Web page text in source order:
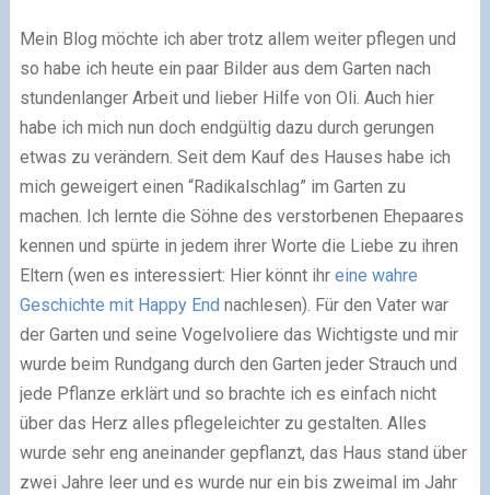
Mein Blog möchte ich aber trotz allem weiter pflegen und
so habe ich heute ein paar Bilder aus dem Garten nach
stundenlanger Arbeit und lieber Hilfe von Oli. Auch hier
habe ich mich nun doch endgültig dazu durch gerungen
etwas zu verändern. Seit dem Kauf des Hauses habe ich
mich geweigert einen “Radikalschlag” im Garten zu
machen. Ich lernte die Söhne des verstorbenen Ehepaares
kennen und spürte in jedem ihrer Worte die Liebe zu ihren
Eltern (wen es interessiert: Hier könnt ihr eine wahre
Geschichte mit Happy End nachlesen). Für den Vater war
der Garten und seine Vogelvoliere das Wichtigste und mir
wurde beim Rundgang durch den Garten jeder Strauch und
jede Pflanze erklärt und so brachte ich es einfach nicht
über das Herz alles pflegeleichter zu gestalten. Alles
wurde sehr eng aneinander gepflanzt, das Haus stand über
zwei Jahre leer und es wurde nur ein bis zweimal im Jahr